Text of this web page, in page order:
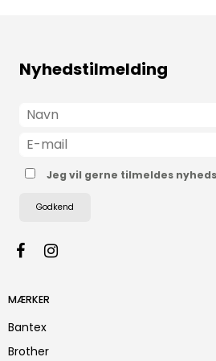
Nyhedstilmelding
Jeg vil gerne tilmeldes
Godkend
MÆRKER
Bantex
Brother